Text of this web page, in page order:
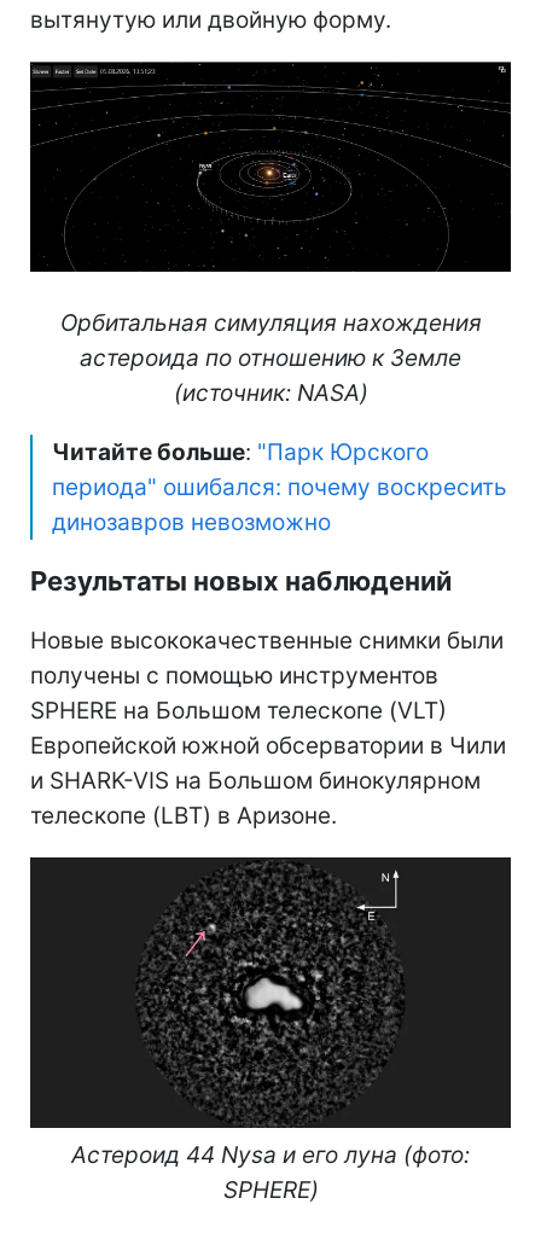
вытянутую или двойную форму.
Орбитальная симуляция нахождения
астероида по отношению к Земле
(источник: NASA)
Читайте больше: "Парк Юрского
периода" ошибался: почему воскресить
динозавров невозможно
Результаты новых наблюдений
Новые высококачественные снимки были
получены с помощью инструментов
SPHERE на Большом телескопе (VLT)
Европейской южной обсерватории в Чили
и SHARK-VIS на Большом бинокулярном
телескопе (LBT) в Аризоне.
Астероид 44 Nysa и его луна (фото:
SPHERE)